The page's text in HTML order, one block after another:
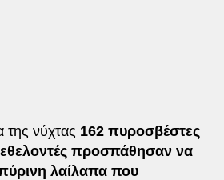
της νύχτας 162 πυροσβέστες
εθελοντές προσπάθησαν να
λαίλαπα που